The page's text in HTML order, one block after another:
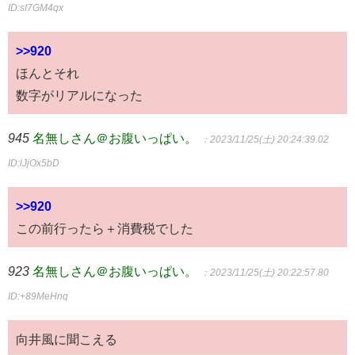
ID:sI7GM4qx
>>920
ほんとそれ
数字がリアルになった
945 名無しさん＠お腹いっぱい。 ：2023/11/25(土) 20:24:39.02
ID:lJjOx5bD
>>920
この前行ったら＋消費税でした
923 名無しさん＠お腹いっぱい。 ：2023/11/25(土) 20:22:57.80
ID:+89MeHnq
向井風に聞こえる